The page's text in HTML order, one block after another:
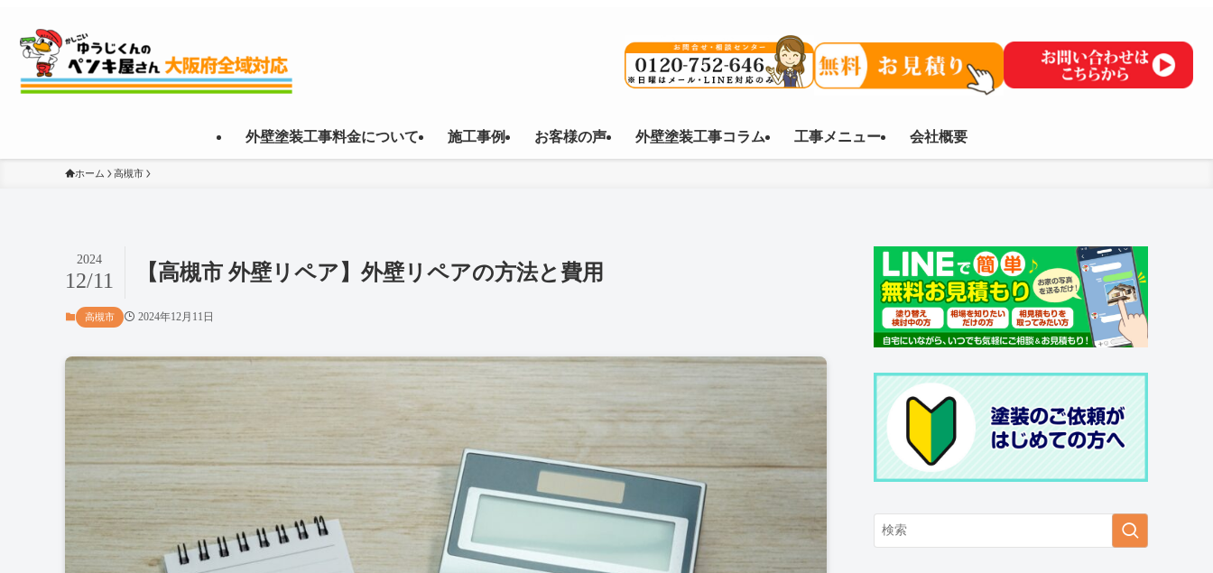
外壁塗装工事料金について 施工事例 お客様の声 外壁塗装工事コラム 工事メニュー 会社概要
ホーム 高槻市
【高槻市 外壁リペア】外壁リペアの方法と費用
2024
12/11
高槻市 2024年12月11日